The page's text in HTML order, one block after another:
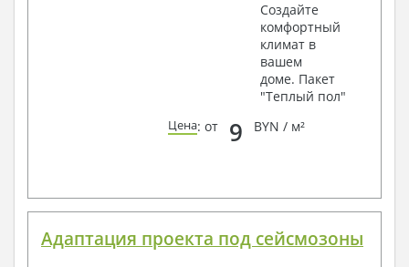
Создайте
комфортный
климат в
вашем
доме. Пакет
"Теплый пол"
Цена: от 9 BYN / м²
Адаптация проекта под сейсмозоны